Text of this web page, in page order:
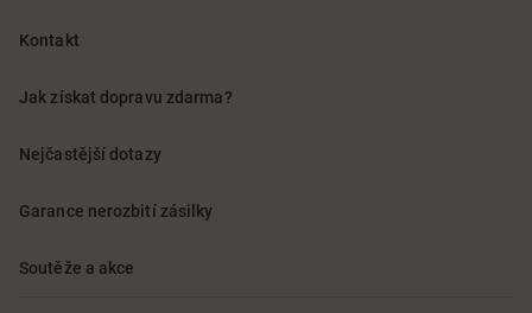
Kontakt
Jak získat dopravu zdarma?
Nejčastější dotazy
Garance nerozbití zásilky
Soutěže a akce